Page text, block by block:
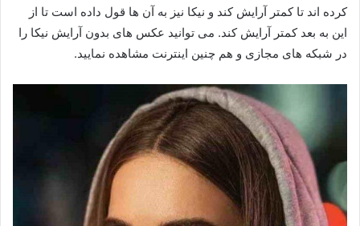
کرده اند تا کمتر آرایش کند و نیکا نیز به آن ها قول داده است تا از
این به بعد کمتر آرایش کند. می توانید عکس های بدون آرایش نیکا را
در شبکه‌ های مجازی و هم چنین اینترنت مشاهده نمایید.